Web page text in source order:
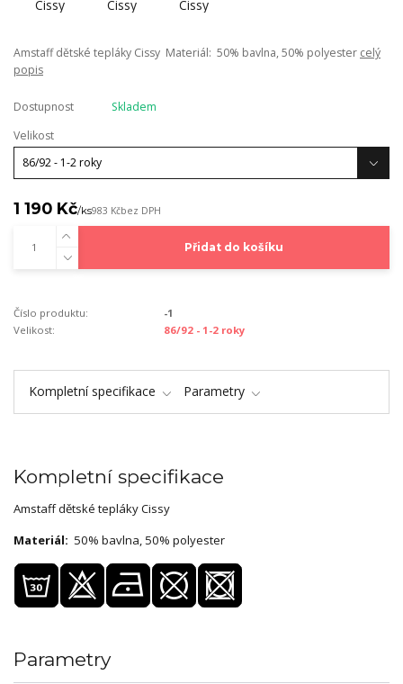
Amstaff dětské tepláky Cissy Materiál: 50% bavlna, 50% polyester celý
popis
Dostupnost
Skladem
Velikost
1 190 Kč/ks983 Kčbez DPH
Přidat do košíku
Číslo produktu:
-1
Velikost:
86/92 - 1-2 roky
Kompletní specifikace Parametry
Kompletní specifikace
Amstaff dětské tepláky Cissy
Materiál: 50% bavlna, 50% polyester
Parametry